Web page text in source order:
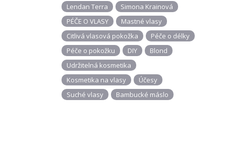
Lendan Terra
Simona Krainová
PÉČE O VLASY
Mastné vlasy
Citlivá vlasová pokožka
Péče o délky
Péče o pokožku
DIY
Blond
Udržitelná kosmetika
Kosmetika na vlasy
Účesy
Suché vlasy
Bambucké máslo